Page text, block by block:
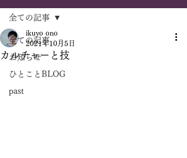
全ての記事
お知らせ
ひとことBLOG
past
全ての記事
カルチャーと技
ikuyo ono
2021年10月5日